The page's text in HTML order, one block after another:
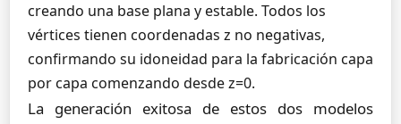
creando una base plana y estable. Todos los
vértices tienen coordenadas z no negativas,
confirmando su idoneidad para la fabricación capa
por capa comenzando desde z=0.
La generación exitosa de estos dos modelos